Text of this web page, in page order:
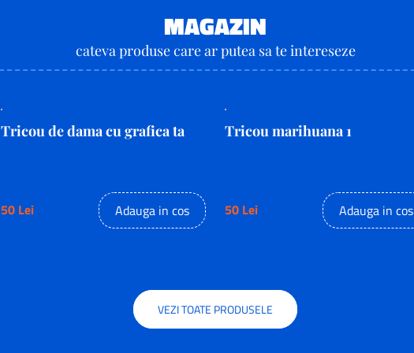
MAGAZIN
cateva produse care ar putea sa te intereseze
Tricou de dama cu grafica ta
50 Lei Adauga in cos
Tricou marihuana 1
50 Lei Adauga in cos
VEZI TOATE PRODUSELE